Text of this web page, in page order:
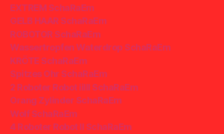
EXTREM SchaRaEm
GELB HAAR SchaRaEm
ROBOTOR SchaRaEm
Wassertropfen Waterdrop SchaRaEm
KRÖTE SchaRaEm
Spitzes Ohr SchaRaEm
2 Roboter Robot iiIII SchaRaEm
Orang Zylinder SchaRaEm
Wolf SchaRaEm
4 Roboter Robot II SchaRaEm